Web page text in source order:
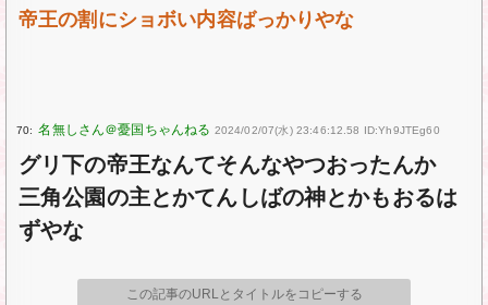
帝王の割にショボい内容ばっかりやな
70: 2024/02/07(水) 23:46:12.58 ID:Yh9JTEg60
グリ下の帝王なんてそんなやつおったんか
三角公園の主とかてんしばの神とかもおるは
ずやな
この記事のURLとタイトルをコピーする